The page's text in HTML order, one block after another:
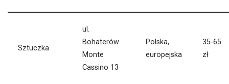
Sztuczka
ul.
Bohaterów
Monte
Cassino 13
Polska,
europejska
35-65
zł